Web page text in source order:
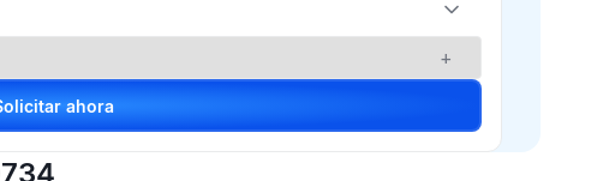
+
Solicitar ahora